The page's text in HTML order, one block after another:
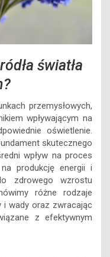
światła
przemysłowych,
wpływającym na
oświetlenie.
skutecznego
wpływ na proces
produkcję energii i
zdrowego wzrostu
różne rodzaje
i wady oraz zwracając
z efektywnym